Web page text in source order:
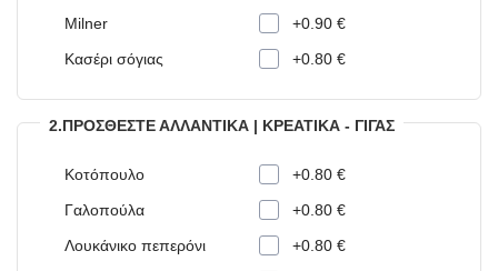
Milner
+0.90 €
Κασέρι σόγιας
+0.80 €
2.ΠΡΟΣΘΈΣΤΕ ΑΛΛΑΝΤΙΚΆ | ΚΡΕΑΤΙΚΆ - ΓΊΓΑΣ
Κοτόπουλο
+0.80 €
Γαλοπούλα
+0.80 €
Λουκάνικο πεπερόνι
+0.80 €